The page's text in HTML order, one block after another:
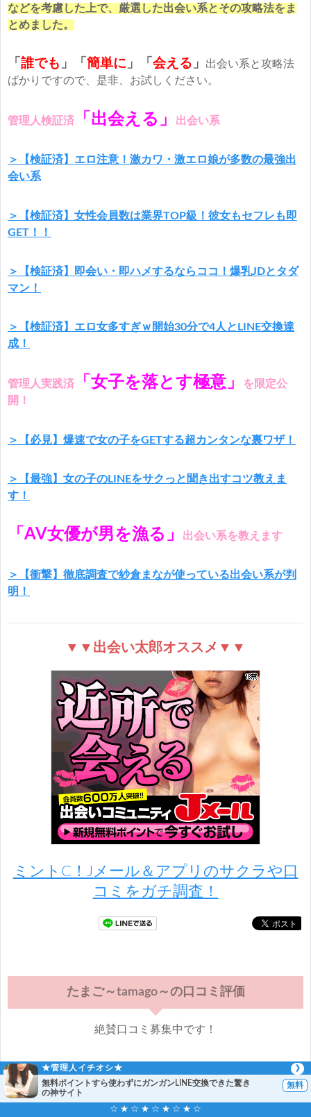
などを考慮した上で、厳選した出会い系とその攻略法をま
とめました。
「 誰でも 」「 簡単に 」 「 会える 」
出会い系と攻略法
ばかりですので、是非、お試しください。
管理人検証済 「出会える」 出会い系
＞【検証済】エロ注意！激カワ・激エロ娘が多数の最強出
会い系
＞【検証済】女性会員数は業界TOP級！彼女もセフレも即
GET！！
＞【検証済】即会い・即ハメするならココ！爆乳JDとタダ
マン！
＞【検証済】エロ女多すぎｗ開始30分で4人とLINE交換達
成！
管理人実践済 「女子を落とす極意」
を限定公
開！
＞【必見】爆速で女の子をGETする超カンタンな裏ワザ！
＞【最強】女の子のLINEをサクっと聞き出すコツ教えま
す！
「AV女優が男を漁る」 出会い系を教えます
＞【衝撃】徹底調査で紗倉まなが使っている出会い系が判
明！
▼▼出会い太郎オススメ▼▼
ミントC！Jメール＆アプリのサクラや口
コミをガチ調査！
たまご～tamago～の口コミ評価
絶賛口コミ募集中です！
たまご～tamago～の口コミを投稿する
たまご～tamago～の評価・評判・口コミ・サクラの情報・検証・噂はこちらへお願いします。
★管理人イチオシ★
無料ポイントすら使わずにガンガンLINE交換できた驚き
の神サイト
☆ ★ ☆ ★ ☆ ★ ☆ ★ ☆